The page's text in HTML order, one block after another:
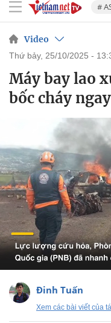
#
Video
thứ bảy, 25/10/2025 -
Máy bay lao
bốc cháy
Đinh Tuấn
Xem các bài viết của